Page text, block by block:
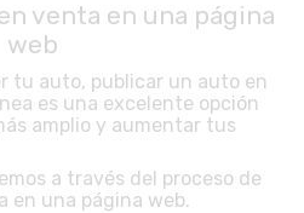
venta en una página
web
tu auto, publicar un auto en
es una excelente opción
amplio y aumentar tus
a través del proceso de
en una página web.